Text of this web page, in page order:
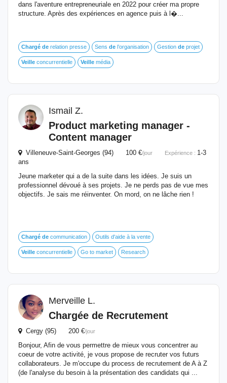
dans l'aventure entrepreneuriale en 2022 pour créer ma propre
structure. Après des expériences en agence puis à l�...
Chargé de relation presse Sens de l’organisation Gestion de projet
Veille concurrentielle Veille média
Ismail Z.
Product marketing manager -
Content manager
Villeneuve-Saint-Georges (94) 100 €/jour Expérience : 1-3
ans
Jeune marketer qui a de la suite dans les idées. Je suis un
professionnel dévoué à ses projets. Je ne perds pas de vue mes
objectifs. Je sais me réinventer. On mord, on ne lâche rien !
Chargé de communication Outils d'aide à la vente
Veille concurrentielle Go to market Research
Merveille L.
Chargée de Recrutement
Cergy (95) 200 €/jour
Bonjour, Afin de vous permettre de mieux vous concentrer au
coeur de votre activité, je vous propose de recruter vos futurs
collaborateurs. Je m'occupe du process de recrutement de A à Z
(de l'analyse du besoin à la présentation des candidats qui ...